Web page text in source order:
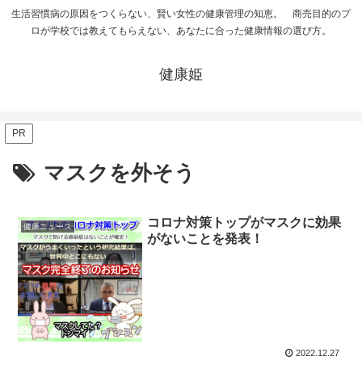
生活習慣病の原因をつくらない、賢い女性の健康管理の知恵。 商売目的のプ
ロが学校では教えてもらえない、あなたに合った健康情報の選び方。
健康姫
PR
マスクを外そう
健康ニュース
コロナ対策トップがマスクに効果
がないことを発表！
2022.12.27